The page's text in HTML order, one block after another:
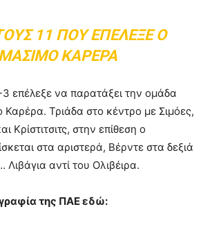
11 ΠΟΥ ΕΠΈΛΕΞΕ Ο
ΚΑΡΈΡΑ
επέλεξε να παρατάξει την ομάδα
Τριάδα στο κέντρο με Σιμόες,
Κρίστιτσιτς, στην επίθεση ο
στα αριστερά, Βέρντε στα δεξιά
Λιβάγια αντί του Ολιβέιρα.
της ΠΑΕ εδώ: